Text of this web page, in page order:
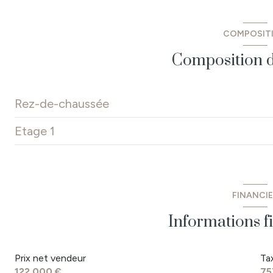
Composition
Rez-de-chaussée
cuisine aménagée
Etage 1
pallier
Informations
Prix net vendeur